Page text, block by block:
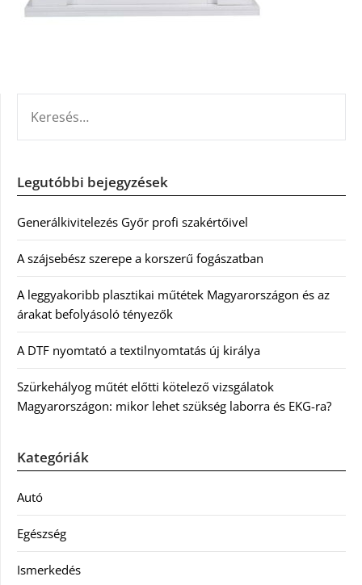
Legutóbbi bejegyzések
Generálkivitelezés Győr profi szakértőivel
A szájsebész szerepe a korszerű fogászatban
A leggyakoribb plasztikai műtétek Magyarországon és az
árakat befolyásoló tényezők
A DTF nyomtató a textilnyomtatás új királya
Szürkehályog műtét előtti kötelező vizsgálatok
Magyarországon: mikor lehet szükség laborra és EKG-ra?
Kategóriák
Autó
Egészség
Ismerkedés